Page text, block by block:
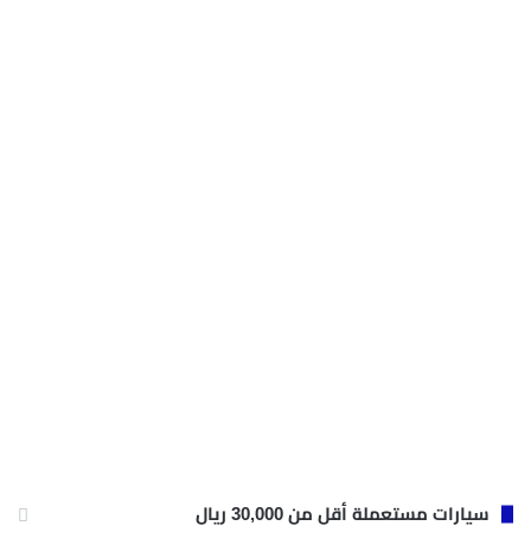
سيارات مستعملة أقل من 30,000 ريال